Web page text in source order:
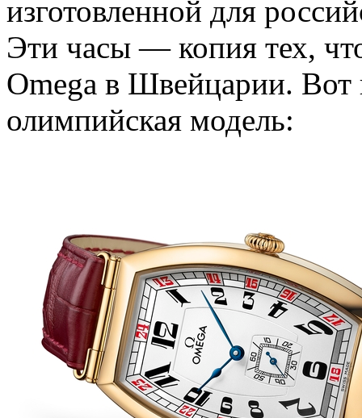
изготовленной для
Эти часы — копия тех,
Omega в Швейцарии. Вот
олимпийская модель: